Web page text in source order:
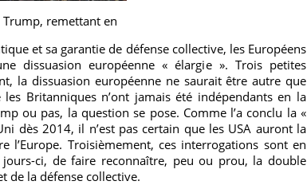
remettant en
et sa garantie de défense collective, les Européens
dissuasion européenne « élargie ». Trois petites
la dissuasion européenne ne saurait être autre que
Britanniques n’ont jamais été indépendants en la
ou pas, la question se pose. Comme l’a conclu la «
dès 2014, il n’est pas certain que les USA auront la
l’Europe. Troisièmement, ces interrogations sont en
jours-ci, de faire reconnaître, peu ou prou, la double
de la défense collective.